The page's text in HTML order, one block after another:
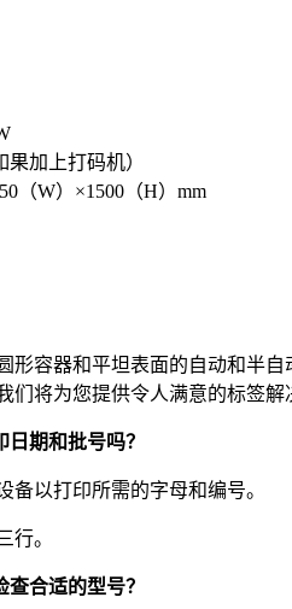
加上打码机）
（W）×1500（H）mm
形容器和平坦表面的自动和半
们将为您提供令人满意的标签解
期和批号吗？
备以打印所需的字母和编号。
行。
合适的型号？